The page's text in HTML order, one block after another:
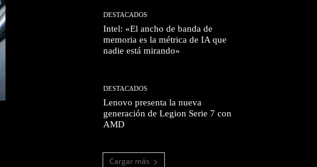
DESTACADOS
Intel: «El ancho de banda de
memoria es la métrica de IA que
nadie está mirando»
DESTACADOS
Lenovo presenta la nueva
generación de Legion Serie 7 con
AMD
Cargar más